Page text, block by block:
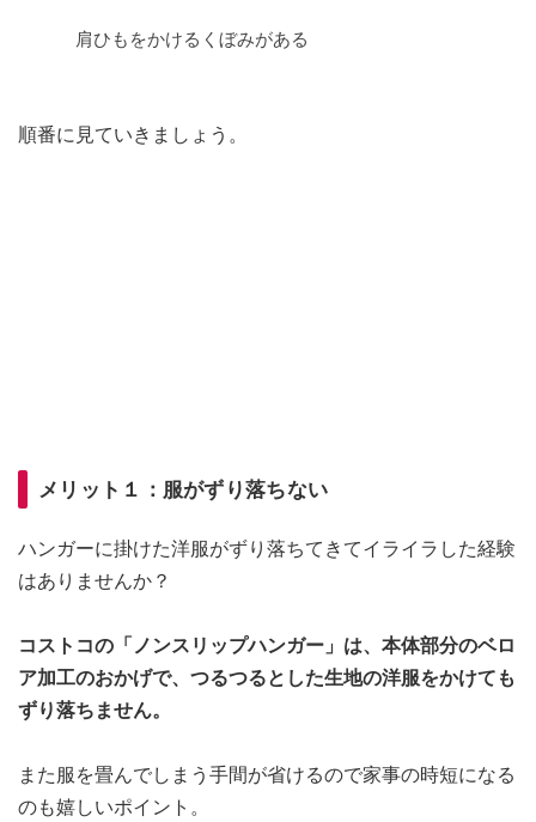
肩ひもをかけるくぼみがある
順番に見ていきましょう。
メリット１：服がずり落ちない
ハンガーに掛けた洋服がずり落ちてきてイライラした経験
はありませんか？
コストコの「ノンスリップハンガー」は、本体部分のベロ
ア加工のおかげで、つるつるとした生地の洋服をかけても
ずり落ちません。
また服を畳んでしまう手間が省けるので家事の時短になる
のも嬉しいポイント。